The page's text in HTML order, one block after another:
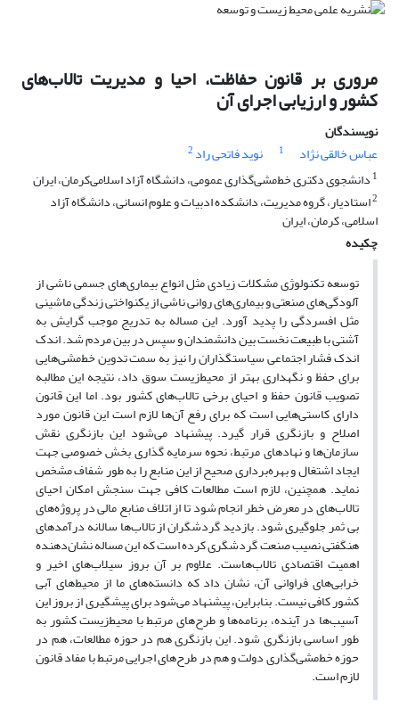
مروری بر قانون حفاظت، احیا و مدیریت تالاب‌های
کشور و ارزیابی اجرای آن
نویسندگان
عباس خالقی نژاد
1 نوید فاتحی راد 2
1 دانشجوی دکتری خط‌مشی‌گذاری عمومی، دانشگاه آزاد اسلامی‌کرمان، ایران
2استادیار، گروه مدیریت، دانشکده ادبیات و علوم انسانی، دانشگاه آزاد
اسلامی، کرمان، ایران
چکیده
توسعه تکنولوژی مشکلات زیادی مثل انواع بیماری‌های جسمی ‌ناشی از
آلودگی‌های صنعتی و بیماری‌های روانی ناشی از یکنواختی زندگی ماشینی
مثل افسردگی را پدید آورد. این مساله به تدریج موجب گرایش به
آشتی با طبیعت نخست بین دانشمندان و سپس در بین مردم شد. اندک
اندک فشار اجتماعی سیاستگذاران را نیز به سمت تدوین خط‌مشی‌هایی
برای حفظ و نگهداری بهتر از ‌محیط‌‌زیست سوق داد، نتیجه این مطالبه
تصویب قانون حفظ و احیای برخی تالاب‌های کشور بود. اما این قانون
دارای کاستی‌هایی است که برای رفع آن‌ها لازم است این قانون مورد
اصلاح و بازنگری قرار گیرد. پیشنهاد می‌شود این بازنگری نقش
سازمان‌ها و نهادهای مرتبط، نحوه سرمایه گذاری بخش خصوصی جهت
ایجاد اشتغال و بهره‌برداری صحیح از این منابع را به طور شفاف مشخص
نماید. همچنین، لازم است مطالعات کافی جهت سنجش امکان احیای
تالاب‌های در معرض خطر انجام شود تا از اتلاف منابع مالی در پروژه‌های
بی ثمر جلوگیری شود. بازدید گردشگران از تالاب‌ها سالانه درآمدهای
هنگفتی نصیب صنعت گردشگری کرده است که این مساله نشان‌دهنده
اهمیت اقتصادی تالاب‌هاست. علاوم بر آن بروز سیلاب‌های اخیر و
خرابی‌های فراوانی آن، نشان داد که دانسته‌های ما از محیط‌‌های آبی
کشور کافی نیست. بنابراین، پیشنهاد می‌شود برای پیشگیری از بروز این
آسیب‌ها در آینده، برنامه‌ها و طرح‌های مرتبط با ‌محیط‌‌زیست کشور به
طور اساسی بازنگری شود. این بازنگری هم در حوزه مطالعات، هم در
حوزه خط‌مشی‌گذاری دولت و هم در طرح‌های اجرایی مرتبط با مفاد قانون
لازم است.